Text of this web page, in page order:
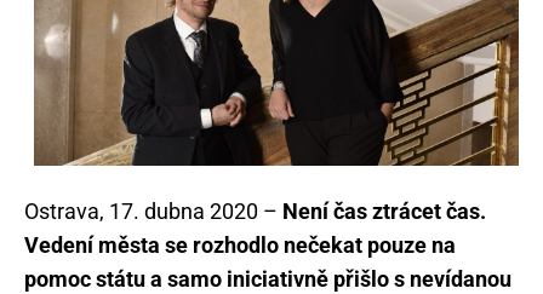
Ostrava, 17. dubna 2020 – Není čas ztrácet čas.
Vedení města se rozhodlo nečekat pouze na
pomoc státu a samo iniciativně přišlo s nevídanou